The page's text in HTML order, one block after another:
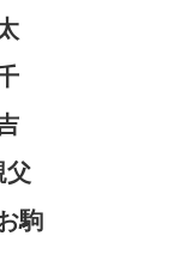
父
駒